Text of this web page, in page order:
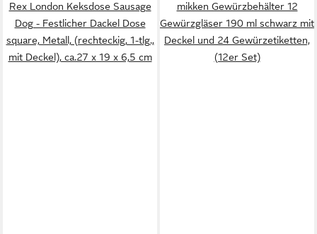
Rex London Keksdose Sausage
Dog - Festlicher Dackel Dose
square, Metall, (rechteckig, 1-tlg.,
mit Deckel), ca.27 x 19 x 6,5 cm
mikken Gewürzbehälter 12
Gewürzgläser 190 ml schwarz mit
Deckel und 24 Gewürzetiketten,
(12er Set)